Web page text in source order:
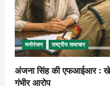
मनोरंजन राष्ट्रीय समाचार
अंजना सिंह की एफआईआर :
गंभीर आरोप